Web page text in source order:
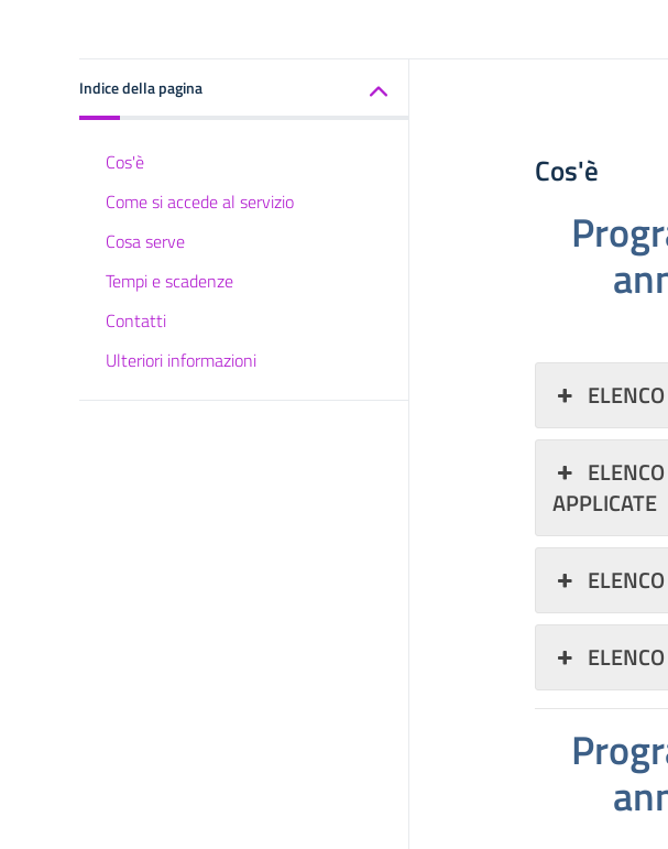
Indice della pagina
Cos'è
Come si accede al servizio
Cosa serve
Tempi e scadenze
Contatti
Ulteriori informazioni
Cos'è
APPLICATE